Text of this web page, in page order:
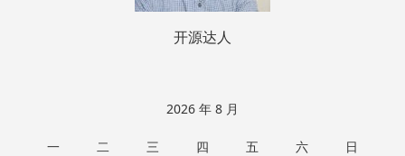
开源达人
2026 年 8 月
一 二 三 四 五 六
日